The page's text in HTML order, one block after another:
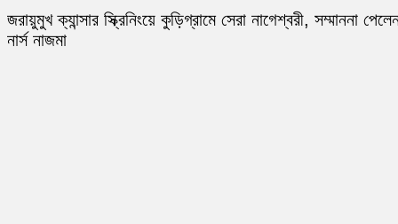
জরায়ুমুখ ক্যান্সার স্ক্রিনিংয়ে কুড়িগ্রামে সেরা নাগেশ্বরী, সম্মাননা
নার্স নাজমা